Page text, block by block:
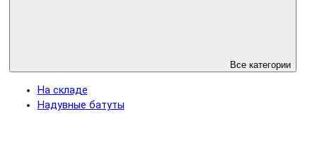
Все категории
На складе
Надувные батуты